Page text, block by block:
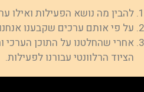
להבין מה נושא הפעילות ואילו
על פי אותם ערכים שקבענו
אחרי שהחלטנו על התוכן הערכי
הציוד הרלוונטי עבורנו לפעילות.